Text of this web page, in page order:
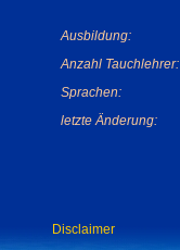
Ausbildung:
Anzahl Tauchlehrer:
Sprachen:
letzte Änderung:
Disclaimer